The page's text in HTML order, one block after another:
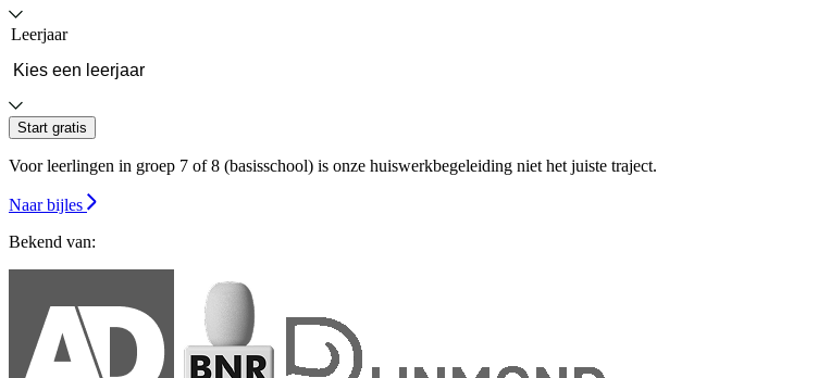
Leerjaar
Start gratis
Voor leerlingen in groep 7 of 8 (basisschool) is onze huiswerkbegeleiding niet het juiste traject.
Naar bijles
Bekend van: